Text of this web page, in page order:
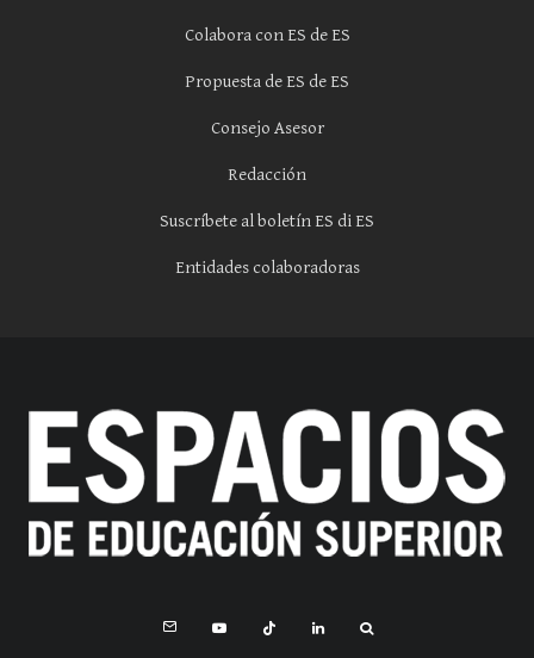
Colabora con ES de ES
Propuesta de ES de ES
Consejo Asesor
Redacción
Suscríbete al boletín ES di ES
Entidades colaboradoras